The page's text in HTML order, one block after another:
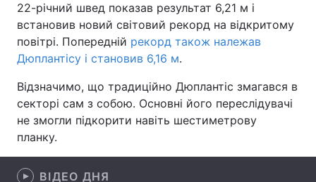
Техно і зв'язок Лайт
Зброя Інциденти
Здоров'я Туризм
Цікавинки Погода
Екологія Регіони
22-річний швед показав результат 6,21 м і
встановив новий світовий рекорд на відкритому
повітрі. Попередній рекорд також належав
Дюплантісу і становив 6,16 м.
Відзначимо, що традиційно Дюплантіс змагався в
секторі сам з собою. Основні його переслідувачі
не змогли підкорити навіть шестиметрову
планку.
ВІДЕО ДНЯ